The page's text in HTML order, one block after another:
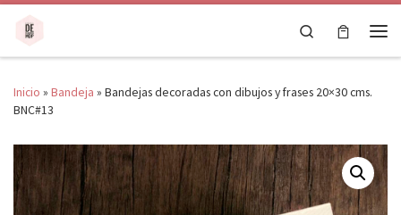
Saltar al contenido
Search
Inicio » Bandeja » Bandejas decoradas con dibujos y frases 20×30 cms.
BNC#13